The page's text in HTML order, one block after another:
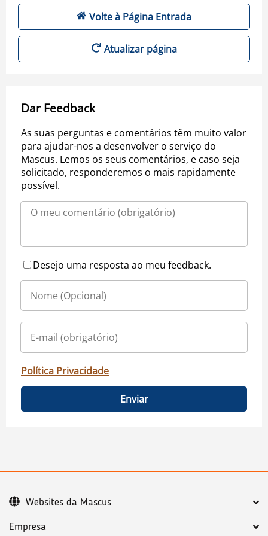
Volte à Página Entrada
Atualizar página
Dar Feedback
As suas perguntas e comentários têm muito valor
para ajudar-nos a desenvolver o serviço do
Mascus. Lemos os seus comentários, e caso seja
solicitado, responderemos o mais rapidamente
possível.
Desejo uma resposta ao meu feedback.
Política Privacidade
Enviar
Empresa
Websites da Mascus